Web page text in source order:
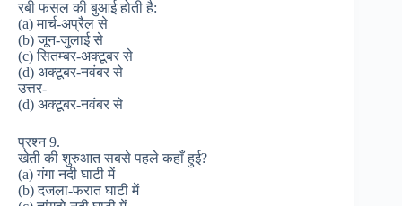
रबी फसल की बुआई होती है:
(a) मार्च-अप्रैल से
(b) जून-जुलाई से
(c) सितम्बर-अक्टूबर से
(d) अक्टूबर-नवंबर से
उत्तर-
(d) अक्टूबर-नवंबर से
प्रश्न 9.
खेती की शुरुआत सबसे पहले कहाँ हुई?
(a) गंगा नदी घाटी में
(b) दजला-फरात घाटी में